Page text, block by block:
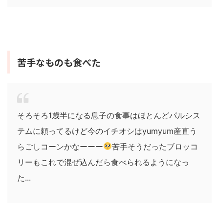
苦手なものも食べた
そろそろ1歳半になる息子の食事はほとんどパルシス
テムに頼ってるけど今のイチオシはyumyum産直う
らごしコーンかなーーー
苦手そうだったブロッコ
リーもこれで混ぜ込んだら食べられるようになっ
た...